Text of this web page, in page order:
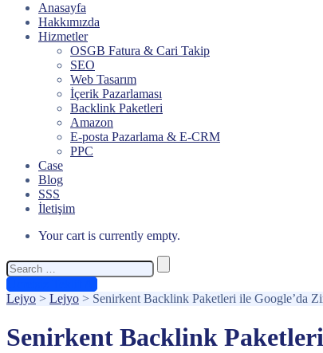
Anasayfa
Hakkımızda
Hizmetler
OSGB Fatura & Cari Takip
SEO
Web Tasarım
İçerik Pazarlaması
Backlink Paketleri
Amazon
E-posta Pazarlama & E-CRM
PPC
Case
Blog
SSS
İletişim
Your cart is currently empty.
Search
for:
Lejyo > Lejyo > Senirkent Backlink Paketleri ile Google’da
Senirkent Backlink